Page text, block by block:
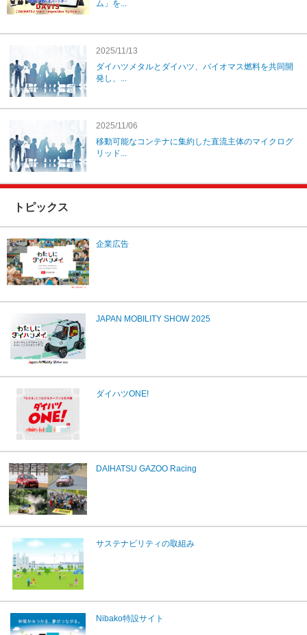
ム」を...
2025/11/13
ダイハツメタルとダイハツ、バイオマス燃料を共同開
発し、...
2025/11/06
移動可能なコンテナに集約した直流主体のマイクログ
リッド...
トピックス
企業広告
JAPAN MOBILITY SHOW 2025
ダイハツONE!
DAIHATSU GAZOO Racing
サステナビリティの取組み
Nibako特設サイト